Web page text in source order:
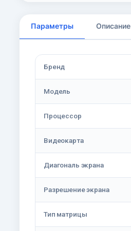
Параметры Описание
Бренд
Модель
Процессор
Видеокарта
Диагональ экрана
Разрешение экрана
Тип матрицы